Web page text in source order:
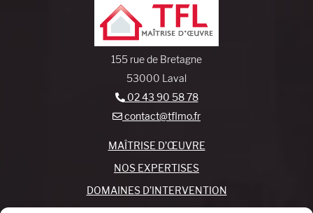
155 rue de Bretagne
53000 Laval
02 43 90 58 78
contact@tflmo.fr
MAÎTRISE D’ŒUVRE
NOS EXPERTISES
DOMAINES D’INTERVENTION